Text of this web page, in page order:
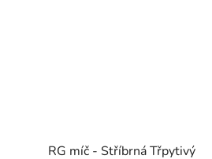
RG míč - Stříbrná Třpytivý